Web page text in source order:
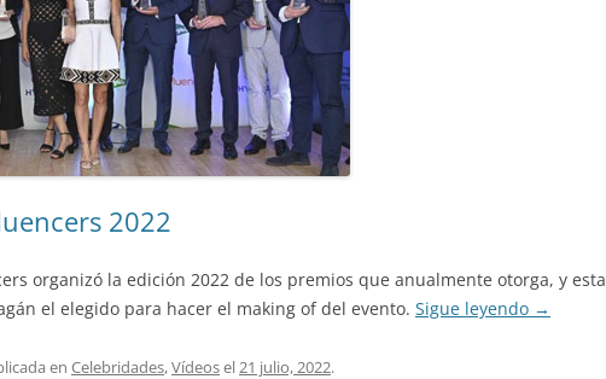
2022
organizó la edición 2022 de los premios que anualmente otorga, y esta
el elegido para hacer el making of del evento. Sigue leyendo →
en Celebridades,Vídeosel21 julio, 2022.